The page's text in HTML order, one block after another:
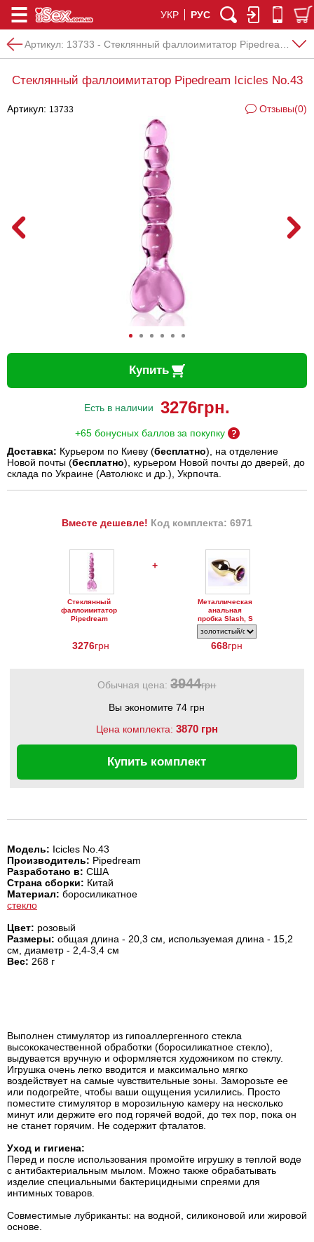
УКР РУС
Артикул: 13733 - Стеклянный фаллоимитатор Pipedream Icicles No.43
Стеклянный фаллоимитатор Pipedream Icicles No.43
Артикул: 13733 Отзывы(0)
Купить
Есть в наличии 3276грн.
+65 бонусных баллов за покупку
Доставка: Курьером по Киеву (бесплатно), на отделение
Новой почты (бесплатно), курьером Новой почты до дверей, до
склада по Украине (Автолюкс и др.), Укрпочта.
Вместе дешевле! Код комплекта: 6971
Стеклянный
фаллоимитатор
Pipedream
3276грн
+
Металлическая
анальная
пробка Slash, S
668грн
Обычная цена:3944грн
Вы экономите 74 грн
Цена комплекта: 3870 грн
Купить комплект
Модель: Icicles No.43
Производитель: Pipedream
Разработано в: США
Страна сборки: Китай
Материал: боросиликатное
стекло
Цвет: розовый
Размеры: общая длина - 20,3 см, используемая длина - 15,2
см, диаметр - 2,4-3,4 см
Вес: 268 г
Выполнен стимулятор из гипоаллергенного стекла
высококачественной обработки (боросиликатное стекло),
выдувается вручную и оформляется художником по стеклу.
Игрушка очень легко вводится и максимально мягко
воздействует на самые чувствительные зоны. Заморозьте ее
или подогрейте, чтобы ваши ощущения усилились. Просто
поместите стимулятор в морозильную камеру на несколько
минут или держите его под горячей водой, до тех пор, пока он
не станет горячим. Не содержит фталатов.
Уход и гигиена:
Перед и после использования промойте игрушку в теплой воде
с антибактериальным мылом. Можно также обрабатывать
изделие специальными бактерицидными спреями для
интимных товаров.
Совместимые лубриканты: на водной, силиконовой или жировой
основе.